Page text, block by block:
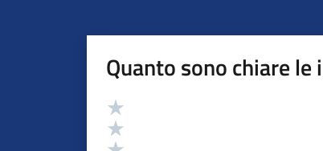
Quanto sono chiare
Valutazione